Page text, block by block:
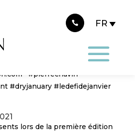
figure phare du vin sans
le «Dry january» est
porteur de sens ? Lire l’article
#pierrechavin
#dryjanuary #ledefidejanvier
lors de la première édition